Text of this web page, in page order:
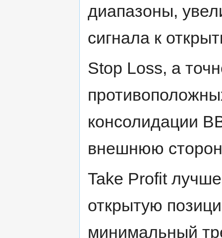
диапазоны,
сигнала к
Stop Loss, а
консолидации
внешнюю
Take Profit
открытую
минимальный